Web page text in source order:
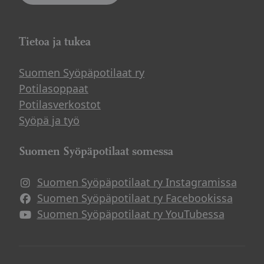
Tietoa ja tukea
Suomen Syöpäpotilaat ry
Potilasoppaat
Potilasverkostot
Syöpä ja työ
Suomen Syöpäpotilaat somessa
Suomen Syöpäpotilaat ry Instagramissa
Suomen Syöpäpotilaat ry Facebookissa
Suomen Syöpäpotilaat ry YouTubessa